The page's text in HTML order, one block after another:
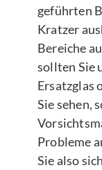
geführten
Kratzer
Bereiche
sollten Sie
Ersatzglas
Sie sehen,
Probleme
Sie also